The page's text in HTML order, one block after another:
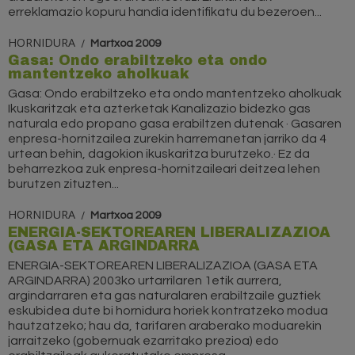
erreklamazio kopuru handia identifikatu du bezeroen...
HORNIDURA Martxoa 2009
Gasa: Ondo erabiltzeko eta ondo
mantentzeko aholkuak
Gasa: Ondo erabiltzeko eta ondo mantentzeko aholkuak
Ikuskaritzak eta azterketak Kanalizazio bidezko gas
naturala edo propano gasa erabiltzen dutenak · Gasaren
enpresa-hornitzailea zurekin harremanetan jarriko da 4
urtean behin, dagokion ikuskaritza burutzeko.· Ez da
beharrezkoa zuk enpresa-hornitzaileari deitzea lehen
burutzen zituzten...
HORNIDURA Martxoa 2009
ENERGIA-SEKTOREAREN LIBERALIZAZIOA
(GASA ETA ARGINDARRA
ENERGIA-SEKTOREAREN LIBERALIZAZIOA (GASA ETA
ARGINDARRA) 2003ko urtarrilaren 1etik aurrera,
argindarraren eta gas naturalaren erabiltzaile guztiek
eskubidea dute bi hornidura horiek kontratzeko modua
hautzatzeko; hau da, tarifaren araberako moduarekin
jarraitzeko (gobernuak ezarritako prezioa) edo